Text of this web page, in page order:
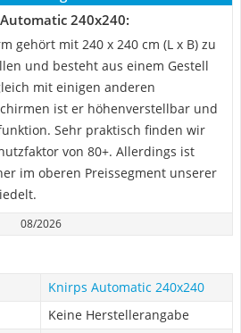
240x240:
gehört mit 240 x 240 cm (L x B) zu
und besteht aus einem Gestell
mit einigen anderen
ist er höhenverstellbar und
Sehr praktisch finden wir
von 80+. Allerdings ist
im oberen Preissegment unserer
08/2026
Knirps Automatic 240x240
Keine Herstellerangabe